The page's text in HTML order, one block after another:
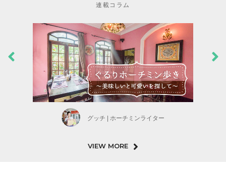
連載コラム
グッチ | ホーチミンライター
VIEW MORE